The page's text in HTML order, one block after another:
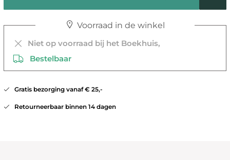
Voorraad in de winkel
Niet op voorraad bij het Boekhuis,
Bestelbaar
Gratis bezorging vanaf € 25,-
Retourneerbaar binnen 14 dagen